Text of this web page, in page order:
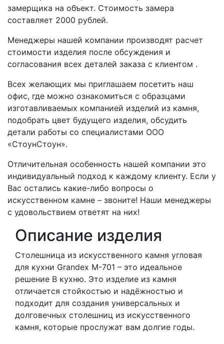
замерщика на объект. Стоимость замера
составляет 2000 рублей.
Менеджеры нашей компании производят расчет
стоимости изделия после обсуждения и
согласования всех деталей заказа с клиентом .
Всех желающих мы приглашаем посетить наш
офис, где можно ознакомиться с образцами
изготавливаемых компанией изделий из камня,
подобрать цвет будущего изделия, обсудить
детали работы со специалистами ООО
«СтоунСтоун».
Отличительная особенность нашей компании это
индивидуальный подход к каждому клиенту. Если у
Вас остались какие-либо вопросы о
искусственном камне – звоните! Наши менеджеры
с удовольствием ответят на них!
Описание изделия
Столешница из искусственного камня угловая
для кухни Grandex M-701 – это идеальное
решение В кухню. Это изделие из камня
отличается стойкостью и надёжностью и
подходит для создания универсальных и
долговечных столешниц из искусственного
камня, которые прослужат вам долгие годы.